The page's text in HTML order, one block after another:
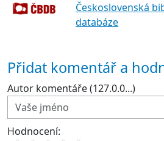
Československá
databáze
Přidat komentář a
Autor komentáře (127.0.0...)
Hodnocení: